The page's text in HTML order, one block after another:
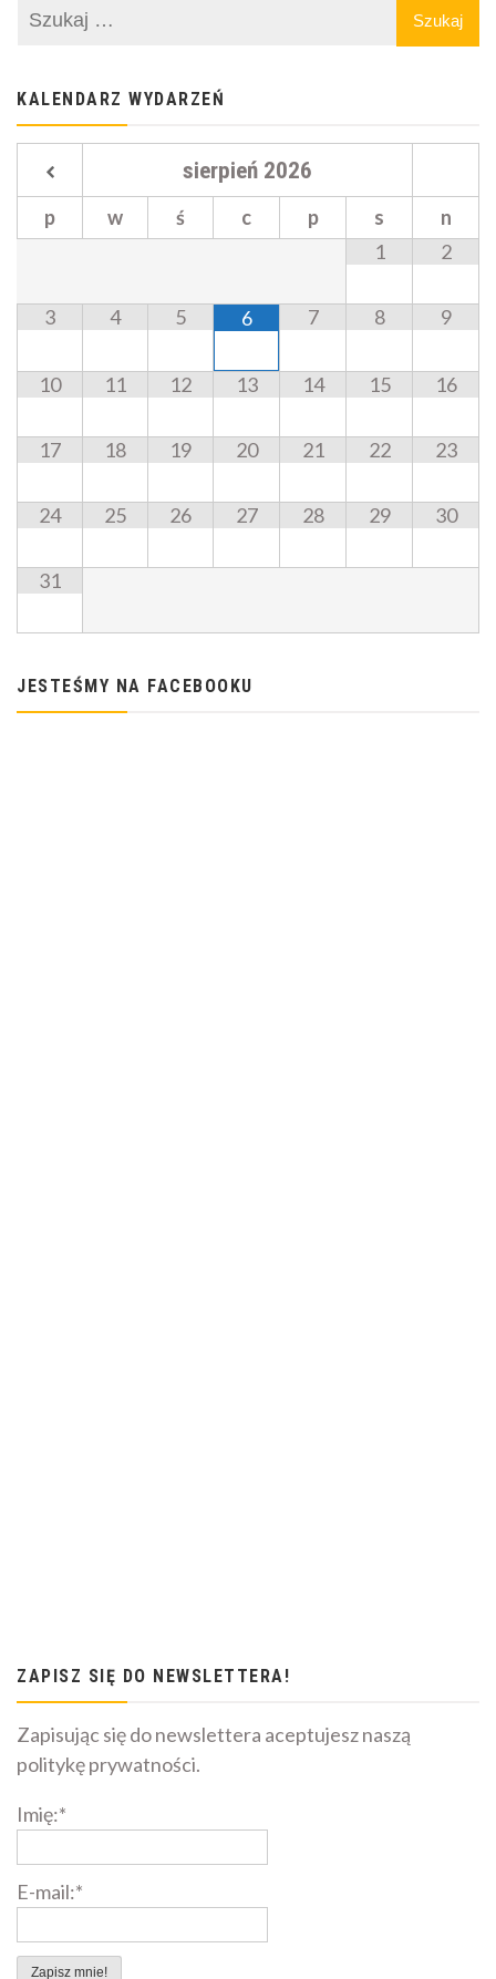
KALENDARZ WYDARZEŃ
sierpień 2026
p w ś c p s
n
1
2
3 4 5 6 7 8 9
10 11 12 13 14 15 16
17 18 19 20 21 22 23
24 25 26 27 28 29 30
31
JESTEŚMY NA FACEBOOKU
ZAPISZ SIĘ DO NEWSLETTERA!
Zapisując się do newslettera aceptujesz naszą
politykę prywatności.
Imię:*
E-mail:*